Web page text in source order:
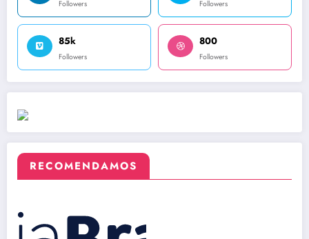
Followers Followers
85k
Followers
800
Followers
RECOMENDAMOS